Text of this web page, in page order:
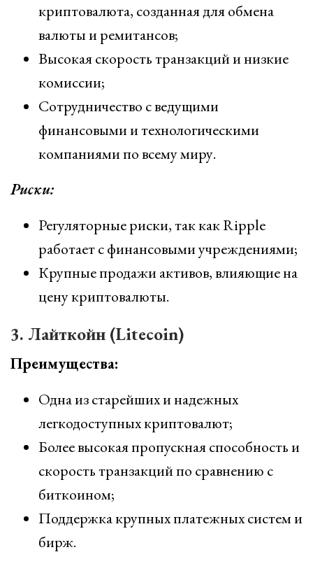
криптовалюта, созданная для обмена
валюты и ремитансов;
Высокая скорость транзакций и низкие
комиссии;
Сотрудничество с ведущими
финансовыми и технологическими
компаниями по всему миру.
Риски:
Регуляторные риски, так как Ripple
работает с финансовыми учреждениями;
Крупные продажи активов, влияющие на
цену криптовалюты.
3. Лайткойн (Litecoin)
Преимущества:
Одна из старейших и надежных
легкодоступных криптовалют;
Более высокая пропускная способность и
скорость транзакций по сравнению с
биткоином;
Поддержка крупных платежных систем и
бирж.